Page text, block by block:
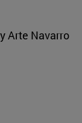
Arte Navarro